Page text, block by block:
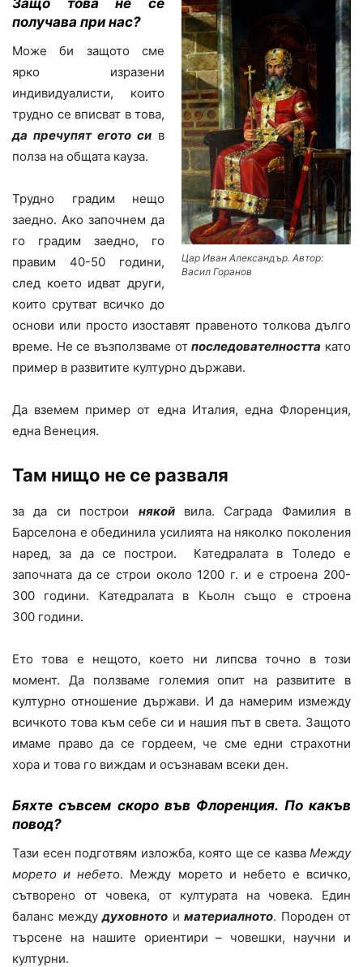
Цар Иван Александър. Автор:
Васил Горанов
получава при нас?
Може би защото сме
ярко изразени
индивидуалисти, които
трудно се вписват в това,
да пречупят егото си в
полза на общата кауза.
Трудно градим нещо
заедно. Ако започнем да
го градим заедно, го
правим 40-50 години,
след което идват други,
които срутват всичко до
основи или просто изоставят правеното толкова дълго
време. Не се възползваме отпоследователността като
пример в развитите културно държави.
Да вземем пример от една Италия, една Флоренция,
една Венеция.
Там нищо не се разваля
за да си построи някойвила. Саграда Фамилия в
Барселона е обединила усилията на няколко поколения
наред, за да се построи. Катедралата в Толедо е
започната да се строи около 1200 г. и е строена 200-
300 години. Катедралата в Кьолн също е строена
300 години.
Ето това е нещото, което ни липсва точно в този
момент. Да ползваме големия опит на развитите в
културно отношение държави. И да намерим измежду
всичкото това към себе си и нашия път в света. Защото
имаме право да се гордеем, че сме едни страхотни
хора и това го виждам и осъзнавам всеки ден.
Бяхте съвсем скоро във Флоренция. По какъв
повод?
Тази есен подготвям изложба, която ще се казва Между
морето и небето. Между морето и небето е всичко,
сътворено от човека, от културата на човека. Един
баланс междудуховното и материалното. Породен от
търсене на нашите ориентири – човешки, научни и
културни.